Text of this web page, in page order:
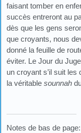
faisant tomber en
succès entreront au
dès que les gens
que croyants, nous
donné la feuille de
éviter. Le Jour du
un croyant s’il suit
la véritable sounnah
Notes de bas de page: